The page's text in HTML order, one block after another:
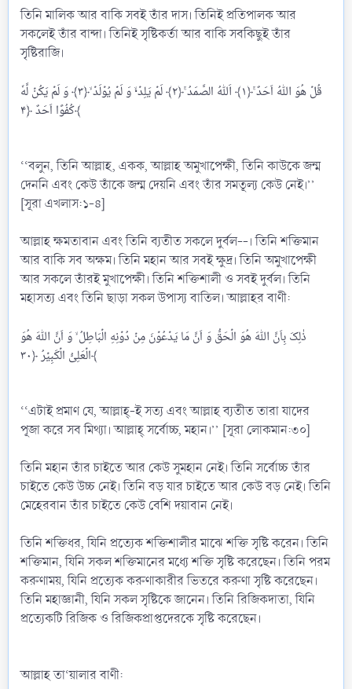
তিনি মালিক আর বাকি সবই তাঁর দাস। তিনিই প্রতিপালক আর
সকলেই তাঁর বান্দা। তিনিই সৃষ্টিকর্তা আর বাকি সবকিছুই তাঁর
সৃষ্টিরাজি।
قُلۡ هُوَ اللّٰهُ اَحَدٌ ۚ﴿۱﴾ اَللّٰهُ الصَّمَدُ ۚ﴿۲﴾ لَمۡ یَلِدۡ ۬ۙ وَ لَمۡ یُوۡلَدۡ ۙ﴿۳﴾ وَ لَمۡ یَکُنۡ لَّهٗ
کُفُوًا اَحَدٌ ﴿۴﴾
‘‘বলুন, তিনি আল্লাহ, একক, আল্লাহ অমুখাপেক্ষী, তিনি কাউকে জন্ম
দেননি এবং কেউ তাঁকে জন্ম দেয়নি এবং তাঁর সমতূল্য কেউ নেই।’’
[সূরা এখলাস:১-৪]
আল্লাহ ক্ষমতাবান এবং তিনি ব্যতীত সকলে দুর্বল--। তিনি শক্তিমান
আর বাকি সব অক্ষম। তিনি মহান আর সবই ক্ষুদ্র। তিনি অমুখাপেক্ষী
আর সকলে তাঁরই মুখাপেক্ষী। তিনি শক্তিশালী ও সবই দুর্বল। তিনি
মহাসত্য এবং তিনি ছাড়া সকল উপাস্য বাতিল। আল্লাহর বাণী:
ذٰلِکَ بِاَنَّ اللّٰهَ هُوَ الۡحَقُّ وَ اَنَّ مَا یَدۡعُوۡنَ مِنۡ دُوۡنِهِ الۡبَاطِلُ ۙ وَ اَنَّ اللّٰهَ هُوَ
الۡعَلِیُّ الۡکَبِیۡرُ ﴿۳۰﴾
‘‘এটাই প্রমাণ যে, আল্লাহ্-ই সত্য এবং আল্লাহ ব্যতীত তারা যাদের
পূজা করে সব মিথ্যা। আল্লাহ্ সর্বোচ্চ, মহান।’’ [সূরা লোকমান:৩০]
তিনি মহান তাঁর চাইতে আর কেউ সুমহান নেই। তিনি সর্বোচ্চ তাঁর
চাইতে কেউ উচ্চ নেই। তিনি বড় যার চাইতে আর কেউ বড় নেই। তিনি
মেহেরবান তাঁর চাইতে কেউ বেশি দয়াবান নেই।
তিনি শক্তিধর, যিনি প্রত্যেক শক্তিশালীর মাঝে শক্তি সৃষ্টি করেন। তিনি
শক্তিমান, যিনি সকল শক্তিমানের মধ্যে শক্তি সৃষ্টি করেছেন। তিনি পরম
করুণাময়, যিনি প্রত্যেক করুণাকারীর ভিতরে করুণা সৃষ্টি করেছেন।
তিনি মহাজ্ঞানী, যিনি সকল সৃষ্টিকে জানেন। তিনি রিজিকদাতা, যিনি
প্রত্যেকটি রিজিক ও রিজিকপ্রাপ্তদেরকে সৃষ্টি করেছেন।
আল্লাহ তা‘য়ালার বাণী: